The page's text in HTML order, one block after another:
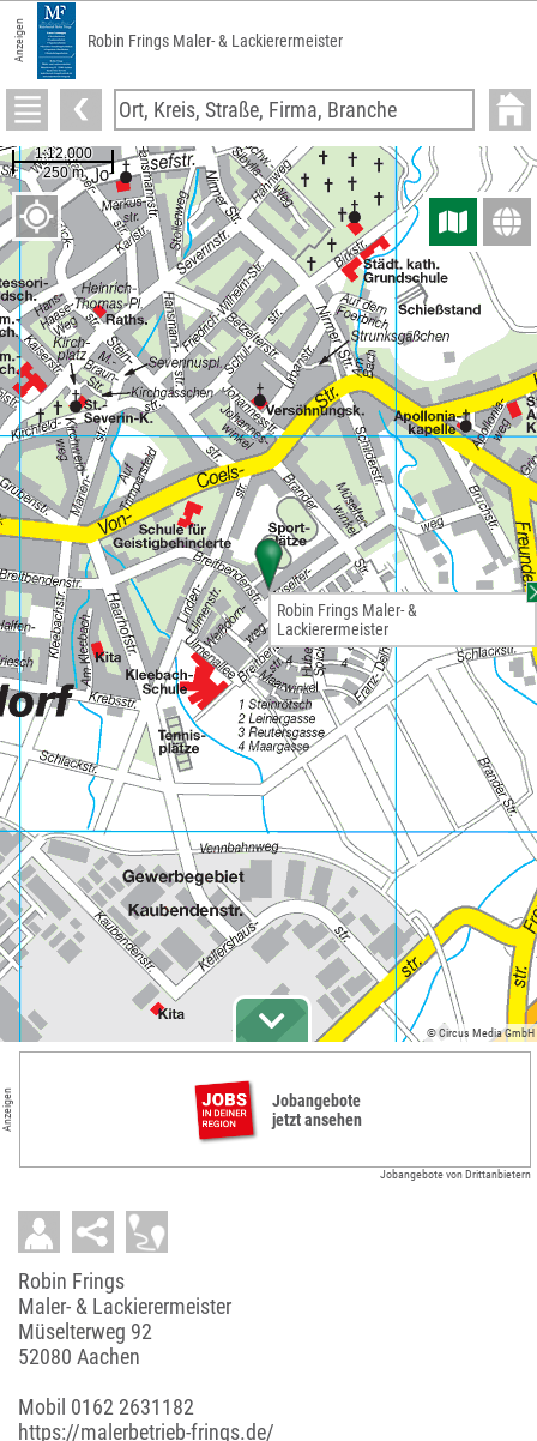
Anzeigen Robin Frings Maler- & Lackierermeister
© Circus Media GmbH
Robin Frings Maler- &
Lackierermeister
Anzeigen
Jobangebote
jetzt ansehen
Jobangebote von Drittanbietern
Robin Frings
Maler- & Lackierermeister
Müselterweg 92
52080 Aachen
Mobil 0162 2631182
https://malerbetrieb-frings.de/